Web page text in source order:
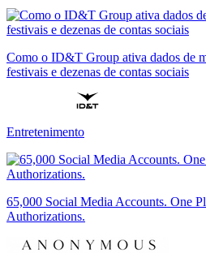
Como o ID&T Group ativa dados de
festivais e dezenas de contas sociais
Entretenimento
65,000 Social Media Accounts. One
Authorizations.